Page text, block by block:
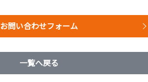
お問い合わせフォーム
一覧へ戻る